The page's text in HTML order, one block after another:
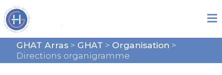
GHAT Arras> GHAT > Organisation >
Directions organigramme